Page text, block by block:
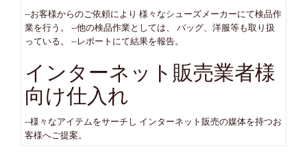
--お客様からのご依頼により 様々なシューズメーカーにて検品作
業を行う。 --他の検品作業としては、 バッグ、洋服等も取り扱
っている。 --レポートにて結果を報告。
インターネット販売業者様
向け仕入れ
--様々なアイテムをサーチし インターネット販売の媒体を持つお
客様へご提案。